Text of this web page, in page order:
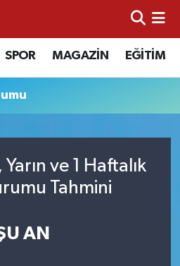
SPOR MAGAZİN EĞİTİM
ve 1 Haftalık
Tahmini
AN
Haritası
ve Fikstür